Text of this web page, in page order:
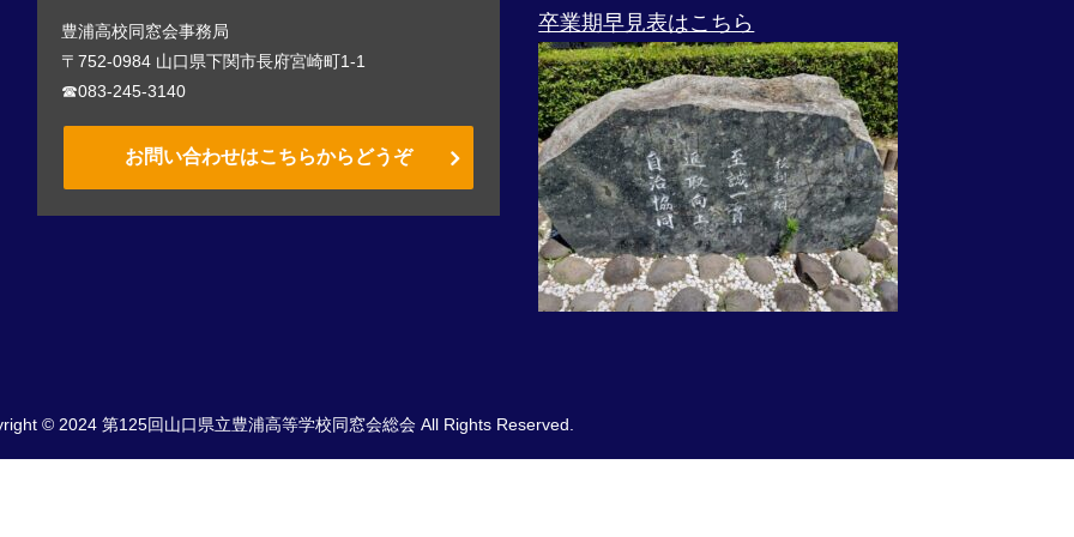
豊浦高校同窓会事務局
〒752-0984 山口県下関市長府宮崎町1-1
☎083-245-3140
お問い合わせはこちらからどうぞ
卒業期早見表はこちら
© 2024 第125回山口県立豊浦高等学校同窓会総会 All Rights Reserved.